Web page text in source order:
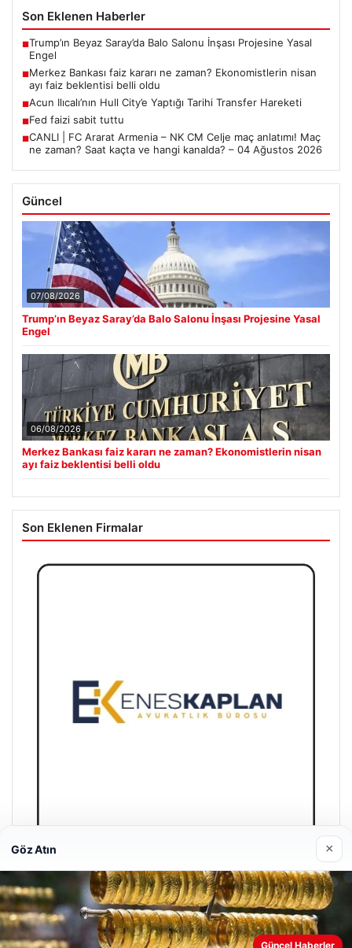
Son Eklenen Haberler
■Trump’ın Beyaz Saray’da Balo Salonu İnşası Projesine Yasal
Engel
■Merkez Bankası faiz kararı ne zaman? Ekonomistlerin nisan
ayı faiz beklentisi belli oldu
■Acun Ilıcalı’nın Hull City’e Yaptığı Tarihi Transfer Hareketi
■Fed faizi sabit tuttu
■CANLI | FC Ararat Armenia – NK CM Celje maç anlatımı! Maç
ne zaman? Saat kaçta ve hangi kanalda? – 04 Ağustos 2026
Güncel
07/08/2026
Trump’ın Beyaz Saray’da Balo Salonu İnşası Projesine Yasal
Engel
06/08/2026
Merkez Bankası faiz kararı ne zaman? Ekonomistlerin nisan
ayı faiz beklentisi belli oldu
Son Eklenen Firmalar
Enes Kaplan Avukatlık Bürosu
28/04/2026
Göz Atın ×
Güncel Haberler